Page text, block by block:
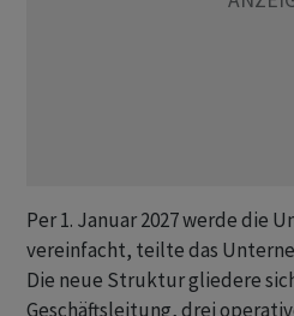
Per 1. Januar 2027 werde die
vereinfacht, teilte das
Die neue Struktur gliedere
Geschäftsleitung, drei